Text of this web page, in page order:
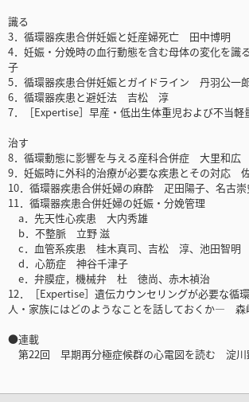
識る
3．循環器疾患合併妊娠と妊産婦死亡 田中博明
4．妊娠・分娩時の血行動態を含む母体の変化を
子
5．循環器疾患合併妊娠とガイドライン 丹羽公一
6．循環器疾患と避妊法 吉松 淳
7．［Expertise］早産・低出生体重児および不当
治す
8．循環動態に影響を与える産科合併症 大里和広
9．妊娠時に外科的治療が必要な疾患とその対応
10．循環器疾患合併妊婦の麻酔 疋田陽子、名古
11．循環器疾患合併妊婦の妊娠・分娩管理
a．先天性心疾患 大内秀雄
b．不整脈 立野 滋
c．血管系疾患 桂木真司、吉松 淳、池田智明
d．心筋症 神谷千津子
e．弁膜症，機械弁 杜 徳尚、赤木禎治
12．［Expertise］遺伝カウンセリングが必要な循
人・家族にはどのようなことを話しておくか― 森
●連載
第22回 早期再分極症候群の心電図を読む 淀川